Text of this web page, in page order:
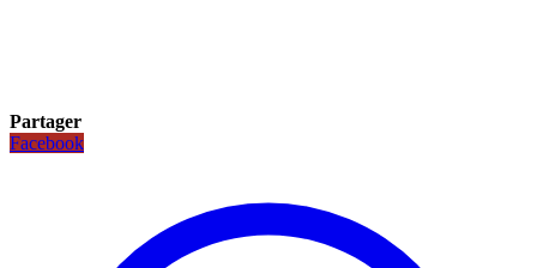
Partager
Facebook